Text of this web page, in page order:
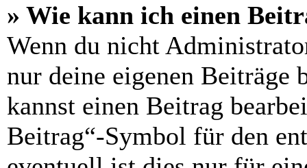
» Wie kann ich einen
Wenn du nicht
nur deine eigenen Beiträge
kannst einen Beitrag
Beitrag“-Symbol für den